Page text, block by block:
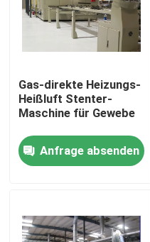
Haus
Gas-direkte Heizungs-
Heißluft Stenter-
Maschine für Gewebe
Anfrage absenden